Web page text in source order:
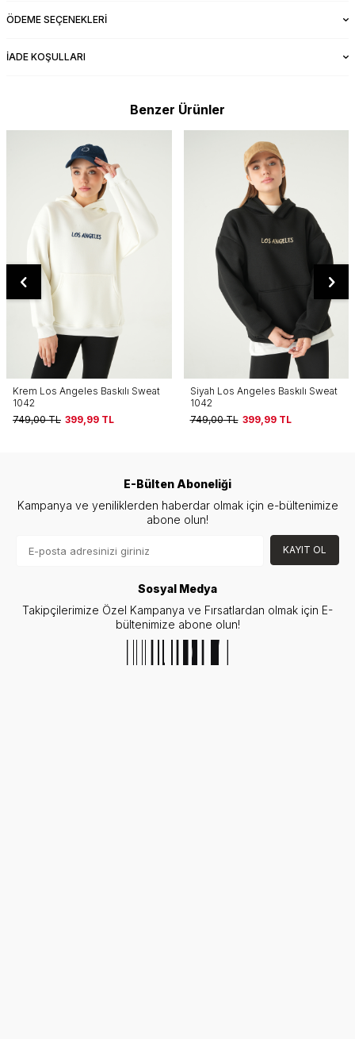
ÖDEME SEÇENEKLERI
İADE KOŞULLARI
Benzer Ürünler
Siyah Los Angeles Baskılı Sweat
1042
749,00TL 399,99 TL
Siyah Cherry On Top Baskılı
Sweat 1041
749,00TL 399,99TL
E-Bülten Aboneliği
Kampanya ve yeniliklerden haberdar olmak için e-bültenimize
abone olun!
KAYIT OL
Sosyal Medya
Takipçilerimize Özel Kampanya ve Fırsatlardan olmak için E-
bültenimize abone olun!